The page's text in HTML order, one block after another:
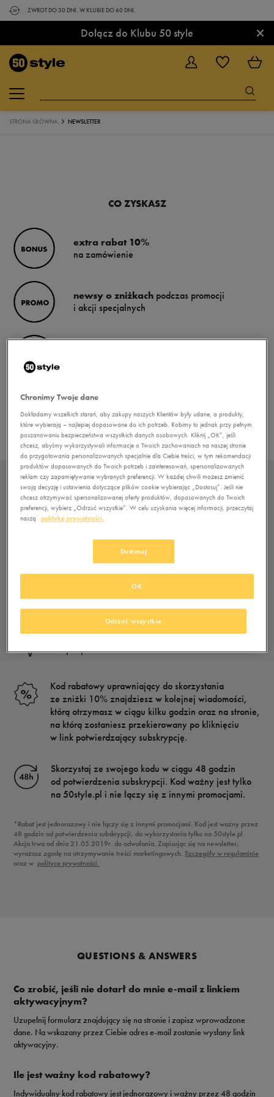
ZWROT DO 30 DNI. W KLUBIE DO 60 DNI.
Dołącz do Klubu 50 style ×
STRONA GŁÓWNA NEWSLETTER
CO ZYSKASZ
extra rabat 10%
na zamówienie
newsy o zniżkach podczas promocji
i akcji specjalnych
pewność,
start żadnej wyprzedaży
JAK ZAPISAĆ SIĘ DO NEWSLETTERA?
To bardzo proste!
Uzupełnij formularz znajdujący się na stronie
Ciebie adres e-mail zostanie wysłany link
Kliknij w link „Aktywuj newsletter”, potwierdzając
swój zapis.
Kod rabatowy uprawniający do skorzystania
ze zniżki 10% znajdziesz w kolejnej wiadomości,
którą otrzymasz w ciągu kilku godzin oraz na stronie,
na którą zostaniesz przekierowany po kliknięciu
w link potwierdzający subskrypcję.
Skorzystaj ze swojego kodu w ciągu 48 godzin
od potwierdzenia subskrypcji. Kod ważny jest tylko
na 50style.pl i nie łączy się z innymi promocjami.
*Rabat jest jednorazowy i nie łączy się z innymi promocjami. Kod jest ważny przez
48 godzin od potwierdzenia subskrypcji, do wykorzystania tylko na 50style.pl.
Akcja trwa od dnia 21.05.2019r. do odwołania. Zapisując się na newsletter,
wyrażasz zgodę na otrzymywanie treści marketingowych. Szczegóły w regulaminie
oraz w polityce prywatności.
QUESTIONS & ANSWERS
Co zrobić, jeśli nie dotarł do mnie e-mail z linkiem
aktywacyjnym?
Uzupełnij formularz znajdujący się na stronie i zapisz wprowadzone
dane. Na wskazany przez Ciebie adres e-mail zostanie wysłany link
aktywacyjny.
Ile jest ważny kod rabatowy?
Indywidualny kod rabatowy jest jednorazowy i ważny przez 48 godzin
Chronimy Twoje dane
Dokładamy wszelkich starań, aby zakupy naszych Klientów były udane, a produkty,
które wybierają – najlepiej dopasowane do ich potrzeb. Robimy to jednak przy pełnym
poszanowaniu bezpieczeństwa wszystkich danych osobowych. Kliknij „OK”, jeśli
chcesz, abyśmy wykorzystywali informacje o Twoich zachowaniach na naszej stronie
do przygotowania personalizowanych specjalnie dla Ciebie treści, w tym rekomendacji
produktów dopasowanych do Twoich potrzeb i zainteresowań, spersonalizowanych
reklam czy zapamiętywanie wybranych preferencji. W każdej chwili możesz zmienić
swoją decyzję i ustawienia dotyczące plików cookie wybierając „Dostosuj”. Jeśli nie
chcesz otrzymywać spersonalizowanej oferty produktów, dopasowanych do Twoich
preferencji, wybierz „Odrzuć wszystkie”. W celu uzyskania więcej informacji, przeczytaj
naszą
politykę prywatności.
Dostosuj
Odrzuć wszystkie
OK